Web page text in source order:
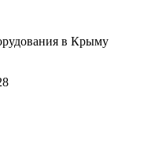
в Крыму